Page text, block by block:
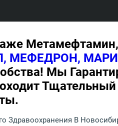
МЕФЕДРОН,
Мы
Тщательный
В